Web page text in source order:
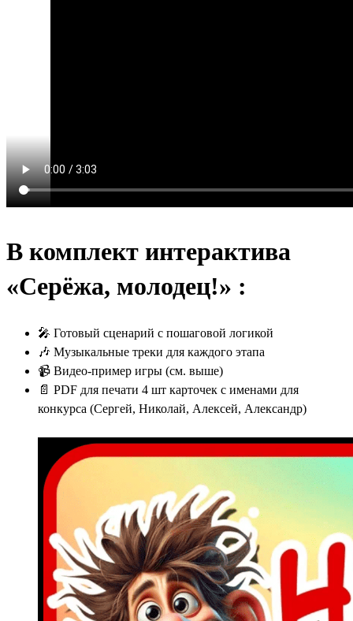
В комплект интерактива
«Серёжа, молодец!» :
🎤 Готовый сценарий с пошаговой логикой
🎶 Музыкальные треки для каждого этапа
📹 Видео-пример игры (см. выше)
📄 PDF для печати 4 шт карточек с именами для
конкурса (Сергей, Николай, Алексей, Александр)